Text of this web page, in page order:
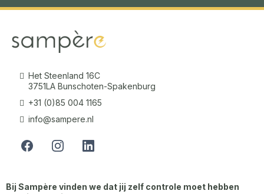
Het Steenland 16C
3751LA Bunschoten-Spakenburg
+31 (0)85 004 1165
info@sampere.nl
Bij Sampère vinden we dat jij zelf controle moet hebben